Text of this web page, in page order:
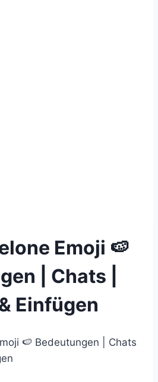
Emoji 🍉
| Chats |
Einfügen